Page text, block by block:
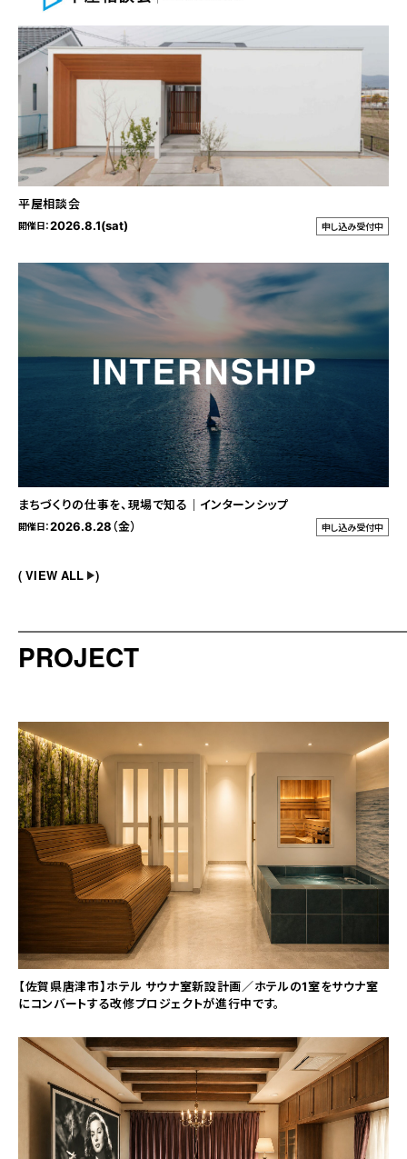
平屋相談会
開催日：2026.8.1(sat) 申し込み受付中
まちづくりの仕事を、現場で知る｜インターンシップ
開催日：2026.8.28（金） 申し込み受付中
VIEW ALL
PROJECT
【佐賀県唐津市】ホテル サウナ室新設計画／ホテルの1室をサウナ室
にコンバートする改修プロジェクトが進行中です。